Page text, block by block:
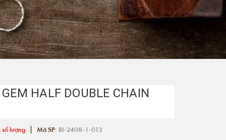
HALF DOUBLE CHAIN
số lượng | Mã SP: BI-2408-1-013